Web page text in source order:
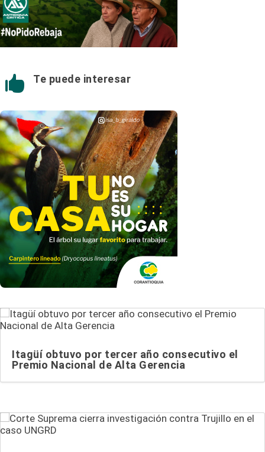
 Te puede interesar
Itagüí obtuvo por tercer año consecutivo el
Premio Nacional de Alta Gerencia